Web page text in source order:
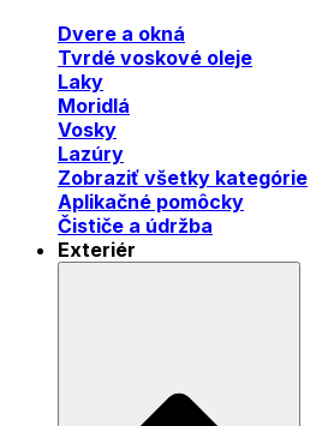
Dvere a okná
Tvrdé voskové oleje
Laky
Moridlá
Vosky
Lazúry
Zobraziť všetky kategórie
Aplikačné pomôcky
Čističe a údržba
Exteriér